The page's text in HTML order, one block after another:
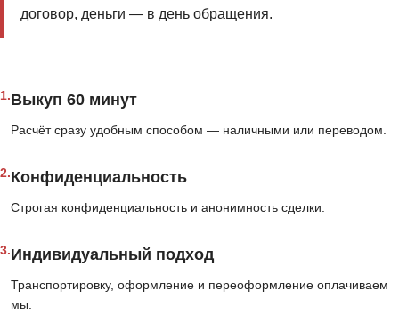
договор, деньги — в день обращения.
1.Выкуп 60 минут
Расчёт сразу удобным способом — наличными или переводом.
2.Конфиденциальность
Строгая конфиденциальность и анонимность сделки.
3.Индивидуальный подход
Транспортировку, оформление и переоформление оплачиваем
мы.